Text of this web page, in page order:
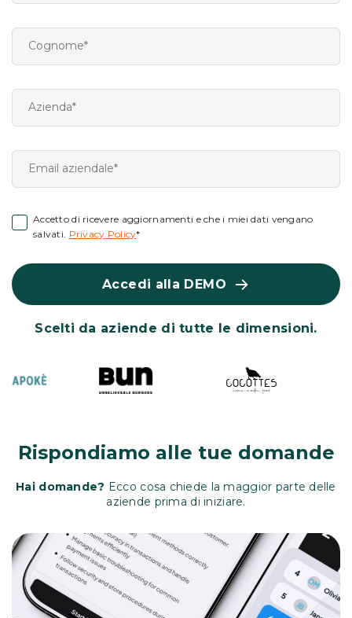
Accetto di ricevere aggiornamenti e che i miei dati vengano
salvati. Privacy Policy*
Accedi alla DEMO
Scelti da aziende di tutte le dimensioni.
Rispondiamo alle tue domande
Hai domande? Ecco cosa chiede la maggior parte delle
aziende prima di iniziare.